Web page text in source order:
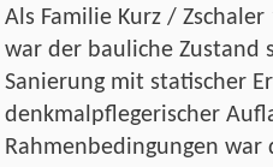
Als Familie Kurz /
war der bauliche Zustand
Sanierung mit statischer
denkmalpflegerischer
Rahmenbedingungen